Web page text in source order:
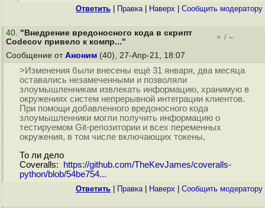
Ответить Правка| Наверх Cообщить модератору
40. "Внедрение вредоносного кода в скрипт
Codecov привело к компр..."
+ / –
Сообщение от Аноним (40), 27-Апр-21, 18:07
>Изменения были внесены ещё 31 января, два месяца
оставались незамеченными и позволяли
злоумышленникам извлекать информацию, хранимую в
окружениях систем непрерывной интеграции клиентов.
При помощи добавленного вредоносного кода
злоумышленники могли получить информацию о
тестируемом Git-репозитории и всех переменных
окружения, в том числе включающих токены,
То ли дело
Coveralls:
https://github.com/TheKevJames/coveralls-
python/blob/54be754...
Ответить Правка| Наверх Cообщить модератору